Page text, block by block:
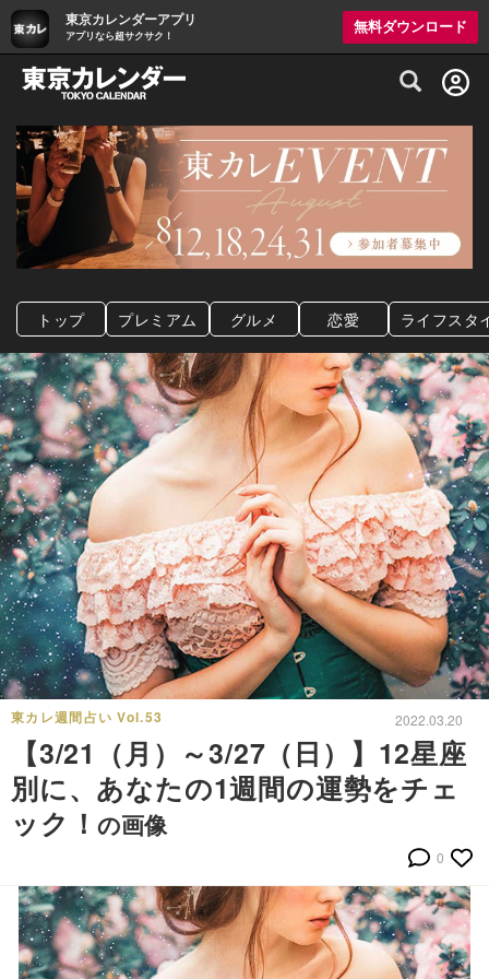
東京カレンダーアプリ
アプリなら超サクサク！
無料ダウンロード
グルメ情報・プレミアムレストラン予約
トップ プレミアム グルメ 恋愛 ライフスタ
東カレ週間占い Vol.53 2022.03.20
【3/21（月）～3/27（日）】12星座
別に、あなたの1週間の運勢をチェ
ック！の画像
0